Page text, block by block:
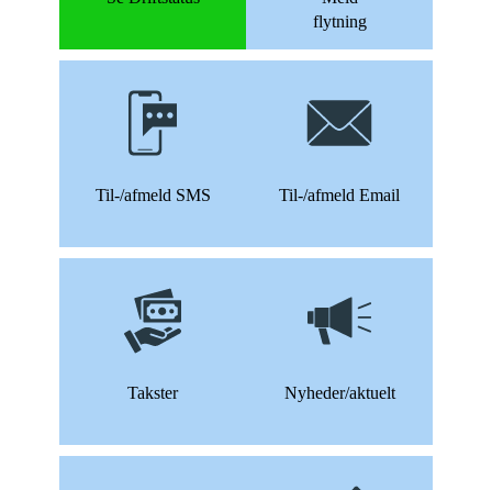
flytning
Til-/afmeld SMS Til-/afmeld Email
Takster Nyheder/aktuelt